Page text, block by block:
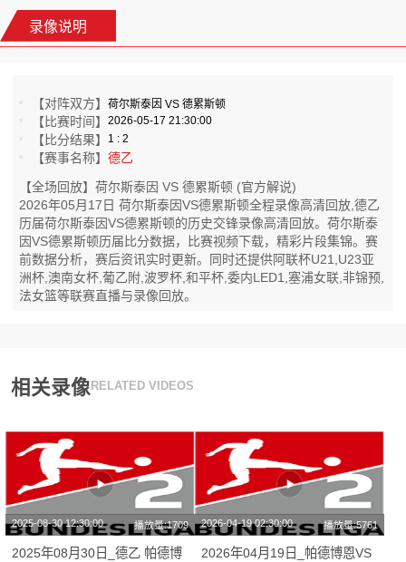
录像说明
【对阵双方】荷尔斯泰因 VS 德累斯顿
【比赛时间】2026-05-17 21:30:00
【比分结果】 1 : 2
【赛事名称】德乙
【全场回放】荷尔斯泰因 VS 德累斯顿 (官方解说)
2026年05月17日 荷尔斯泰因VS德累斯顿全程录像高清回放,德乙
历届荷尔斯泰因VS德累斯顿的历史交锋录像高清回放。荷尔斯泰
因VS德累斯顿历届比分数据，比赛视频下载，精彩片段集锦。赛
前数据分析，赛后资讯实时更新。同时还提供阿联杯U21,U23亚
洲杯,澳南女杯,葡乙附,波罗杯,和平杯,委内LED1,塞浦女联,非锦预,
法女篮等联赛直播与录像回放。
相关录像 RELATED VIDEOS
2025-08-30 12:30:00 播放量:1709
2025年08月30日_德乙 帕德博
2026-04-19 02:30:00 播放量:5761
2026年04月19日_帕德博恩VS